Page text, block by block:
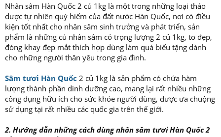
Nhân sâm Hàn Quốc 2 củ 1kg là một trong những loại thảo
dược tự nhiên quý hiếm của đất nước Hàn Quốc, nơi có điều
kiện tốt nhất cho nhân sâm sinh trưởng và phát triển, sản
phẩm là những củ nhân sâm có trọng lượng 2 củ 1kg, to đẹp,
đóng khay đẹp mắt thích hợp dùng làm quá biếu tặng dành
cho những người thân yêu trong gia đình.
Sâm tươi Hàn Quốc 2 củ 1kg là sản phẩm có chứa hàm
lượng thành phần dinh dưỡng cao, mang lại rất nhiều những
công dụng hữu ích cho sức khỏe người dùng, được ưa chuộng
sử dụng tại rất nhiều các quốc gia trên thế giới.
2. Hướng dẫn những cách dùng nhân sâm tươi Hàn Quốc 2